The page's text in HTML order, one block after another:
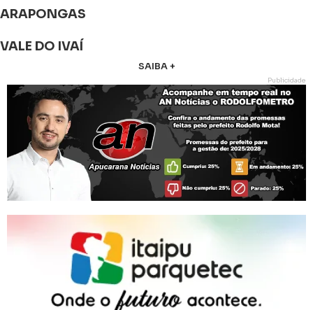
ARAPONGAS
VALE DO IVAÍ
SAIBA +
Publicidade